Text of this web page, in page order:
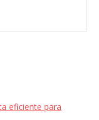
eficiente para